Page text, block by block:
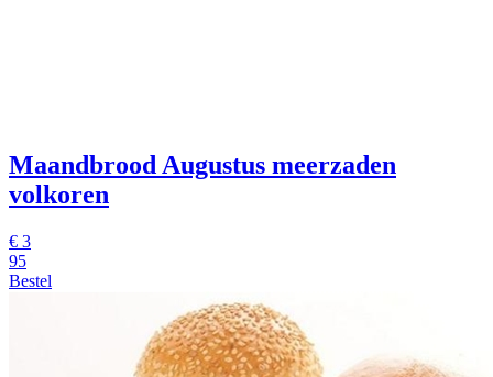
Maandbrood Augustus meerzaden
volkoren
€ 3
95
Bestel